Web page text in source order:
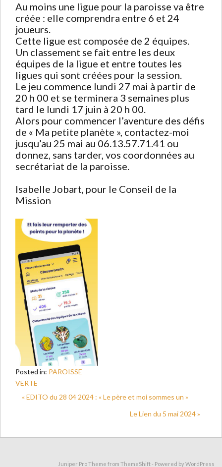
Au moins une ligue pour la paroisse va être
créée : elle comprendra entre 6 et 24
joueurs.
Cette ligue est composée de 2 équipes.
Un classement se fait entre les deux
équipes de la ligue et entre toutes les
ligues qui sont créées pour la session.
Le jeu commence lundi 27 mai à partir de
20 h 00 et se terminera 3 semaines plus
tard le lundi 17 juin à 20 h 00.
Alors pour commencer l’aventure des défis
de « Ma petite planète », contactez-moi
jusqu’au 25 mai au 06.13.57.71.41 ou
donnez, sans tarder, vos coordonnées au
secrétariat de la paroisse.
Isabelle Jobart, pour le Conseil de la
Mission
Posted in: PAROISSE
VERTE
« EDITO du 28 04 2024 : « Le père et moi sommes un »
Le Lien du 5 mai 2024 »
Juniper Pro Theme from ThemeShift- Powered byWordPress